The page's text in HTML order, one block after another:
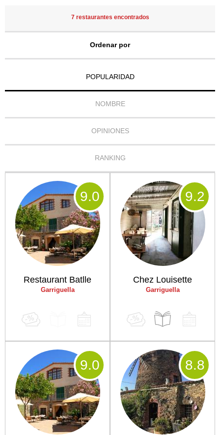
7 restaurantes encontrados
Ordenar por
POPULARIDAD
NOMBRE
OPINIONES
RANKING
Restaurant Batlle
Garriguella
9.0
Chez Louisette
Garriguella
9.2
9.0 8.8